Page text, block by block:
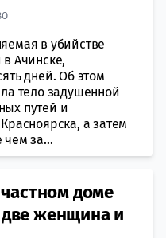
в убийстве
Ачинске,
дней. Об этом
тело задушенной
путей и
а затем
за...
доме
женщина и